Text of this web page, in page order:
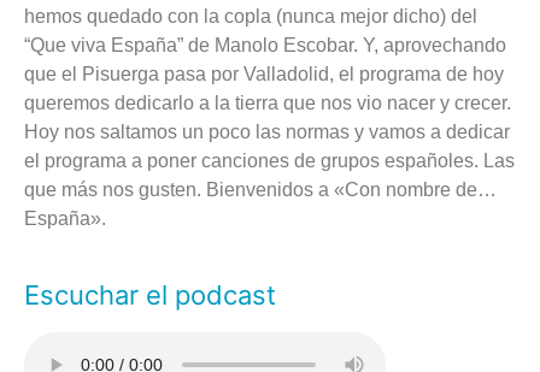
hemos quedado con la copla (nunca mejor dicho) del
“Que viva España” de Manolo Escobar. Y, aprovechando
que el Pisuerga pasa por Valladolid, el programa de hoy
queremos dedicarlo a la tierra que nos vio nacer y crecer.
Hoy nos saltamos un poco las normas y vamos a dedicar
el programa a poner canciones de grupos españoles. Las
que más nos gusten. Bienvenidos a «Con nombre de…
España».
Escuchar el podcast